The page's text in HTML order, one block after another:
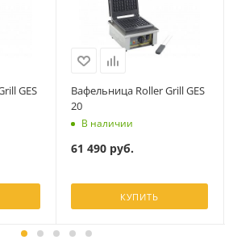
GES
Вафельница Roller Grill GES
20
В наличии
61 490руб.
КУПИТЬ